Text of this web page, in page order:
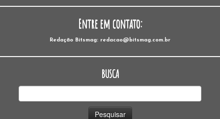
Entre em contato:
Redação Bitsmag: redacao@bitsmag.com.br
BUSCA